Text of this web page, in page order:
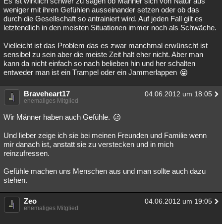
weniger mit ihren Gefühlen ausseinander setzen oder ob das
durch die Gesellschaft so antrainiert wird. Auf jeden Fall gilt es
letztendlich in den meisten Situationen immer noch als Schwäche.
Vielleicht ist das Problem das es zwar manchmal erwünscht ist
sensibel zu sein aber die meiste Zeit halt eher nicht. Aber man
kann da nicht einfach so nach belieben hin und her schalten
entweder man ist ein Trampel oder ein Jammerlappen
Braveheart17 04.06.2012 um 18:05
ehemaliges Mitglied
Wir Männer haben auch Gefühle.
Und lieber zeige ich sie bei meinen Freunden und Familie wenn
mir danach ist, anstatt sie zu verstecken und in mich
reinzufressen.
Gefühle machen uns Menschen aus und man sollte auch dazu
stehen.
Zeo 04.06.2012 um 19:05
ehemaliges Mitglied